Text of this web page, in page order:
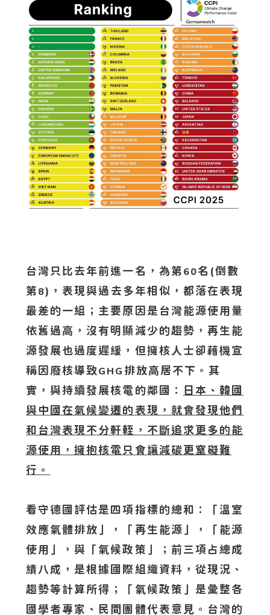
台灣只比去年前進一名，為第 60名(倒數
第 8)，表現與過去多年相似，都落在表現
最差的一組；主要原因是台灣能源使用量
依舊過高，沒有明顯減少的趨勢，再生能
源發展也過度遲緩，但擁核人士卻藉機宣
稱因廢核導致GHG 排放高居不下。其
實，與持續發展核電的鄰國：
日本、韓國
與中國在氣候變遷的表現，就會發現他們
和台灣表現不分軒輊，不斷追求更多的能
源使用，擁抱核電只會讓減碳更窒礙難
行。
看守德國評估是四項指標的總和：「溫室
效應氣體排放」，「再生能源」，「能源
使用」，與「氣候政策」；前三項占總成
績八成，是根據國際組織資料，從現況、
趨勢等計算所得；「氣候政策」是彙整各
國學者專家、民間團體代表意見。台灣的